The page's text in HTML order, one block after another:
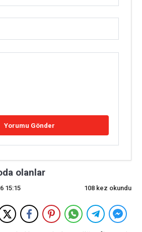
olanlar
15:15 108 kez okundu